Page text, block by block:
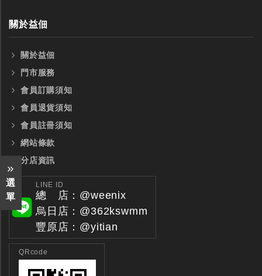
選
單
關於益佃
關於益佃
門市服務
會員訂購須知
會員退貨須知
會員註冊須知
網站條款
分店資訊
LINE ID
總 店：@weenix
烏日店：@362kswmm
豐原店：@yitian
QRcode